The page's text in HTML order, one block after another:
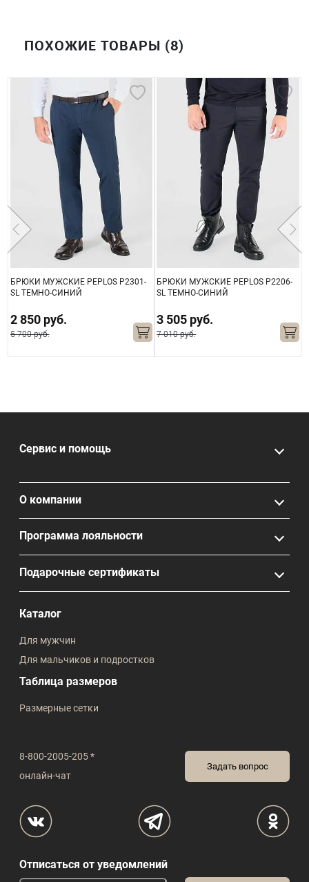
ПОХОЖИЕ ТОВАРЫ (8)
БРЮКИ МУЖСКИЕ PEPLOS P2301-
SL ТЕМНО-СИНИЙ
2 850 руб.
5 700 руб.
БРЮКИ МУЖСКИЕ PEPLOS P2206-
SL ТЕМНО-СИНИЙ
3 505 руб.
7 010 руб.
8-800-2005-205 *
онлайн-чат
Задать вопрос
Сервис и помощь
О компании
Программа лояльности
Подарочные сертификаты
Каталог
Для мужчин
Для мальчиков и подростков
Таблица размеров
Размерные сетки
Отписаться от уведомлений